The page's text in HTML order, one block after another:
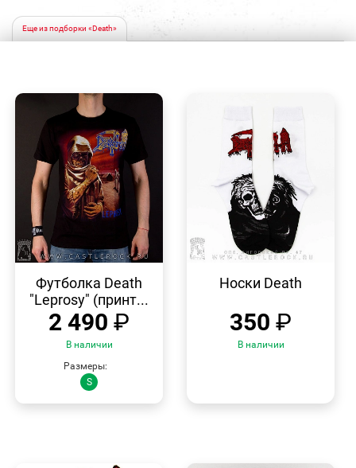
Еще из подборки «Death»
ПРОСМОТР
Футболка Death
"Leprosy" (принт...
2 490 ₽
В наличии
Размеры:
S
ПРОСМОТР
Носки Death
350 ₽
В наличии